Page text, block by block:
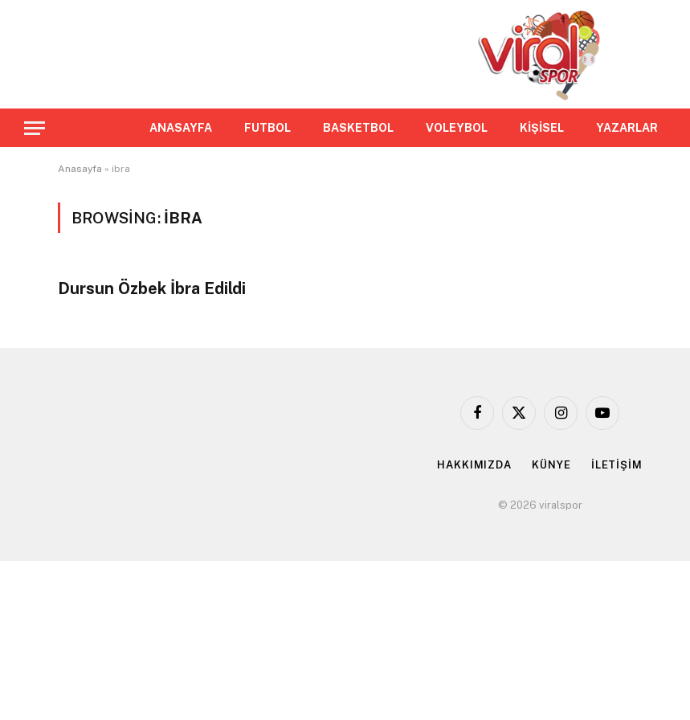
ANASAYFA FUTBOL BASKETBOL VOLEYBOL KİŞİSEL YAZARLAR
Anasayfa » ibra
BROWSING: IBRA
Dursun Özbek İbra Edildi
Facebook
X
InstagramYouTube
HAKKIMIZDA KÜNYE İLETİŞİM
© 2026 viralspor